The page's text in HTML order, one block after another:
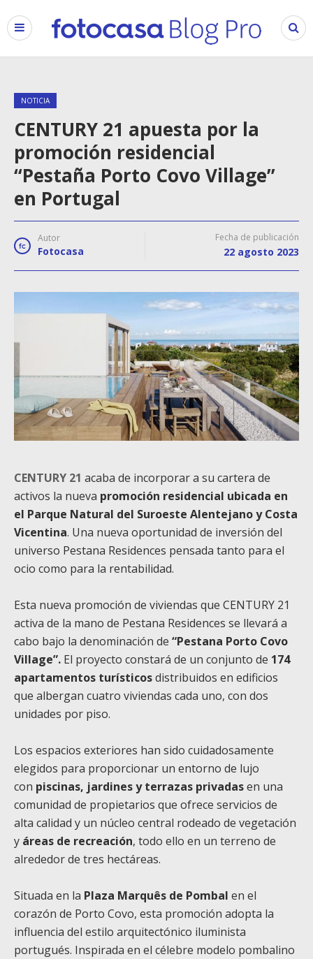
NOTICIA
CENTURY 21 apuesta por la
promoción residencial
“Pestaña Porto Covo Village”
en Portugal
Autor
Fotocasa
Fecha de publicación
22 agosto 2023
CENTURY 21 acaba de incorporar a su cartera de
activos la nueva promoción residencial ubicada en
el Parque Natural del Suroeste Alentejano y Costa
Vicentina. Una nueva oportunidad de inversión del
universo Pestana Residences pensada tanto para el
ocio como para la rentabilidad.
Esta nueva promoción de viviendas que CENTURY 21
activa de la mano de Pestana Residences se llevará a
cabo bajo la denominación de “Pestana Porto Covo
Village”. El proyecto constará de un conjunto de 174
apartamentos turísticosdistribuidos en edificios
que albergan cuatro viviendas cada uno, con dos
unidades por piso.
Los espacios exteriores han sido cuidadosamente
elegidos para proporcionar un entorno de lujo
con piscinas, jardines y terrazas privadasen una
comunidad de propietarios que ofrece servicios de
alta calidad y un núcleo central rodeado de vegetación
y áreas de recreación, todo ello en un terreno de
alrededor de tres hectáreas.
Situada en la Plaza Marquês de Pombal en el
corazón de Porto Covo, esta promoción adopta la
influencia del estilo arquitectónico iluminista
portugués. Inspirada en el célebre modelo pombalino